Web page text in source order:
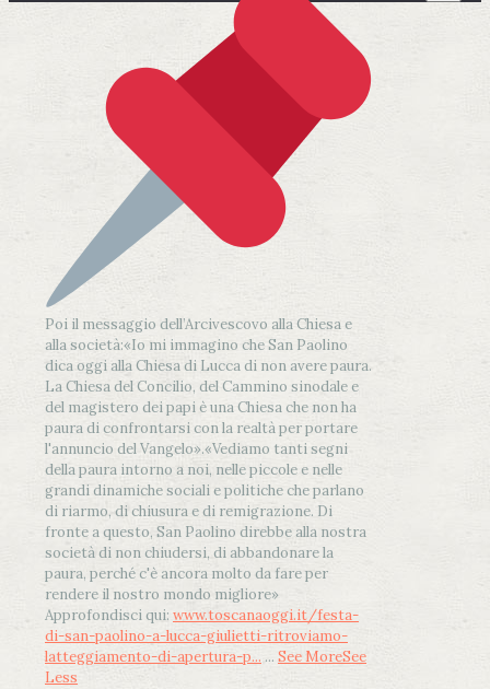
Poi il messaggio dell’Arcivescovo alla Chiesa e
alla società:«Io mi immagino che San Paolino
dica oggi alla Chiesa di Lucca di non avere paura.
La Chiesa del Concilio, del Cammino sinodale e
del magistero dei papi è una Chiesa che non ha
paura di confrontarsi con la realtà per portare
l'annuncio del Vangelo».«Vediamo tanti segni
della paura intorno a noi, nelle piccole e nelle
grandi dinamiche sociali e politiche che parlano
di riarmo, di chiusura e di remigrazione. Di
fronte a questo, San Paolino direbbe alla nostra
società di non chiudersi, di abbandonare la
paura, perché c'è ancora molto da fare per
rendere il nostro mondo migliore»
Approfondisci qui: www.toscanaoggi.it/festa-
di-san-paolino-a-lucca-giulietti-ritroviamo-
latteggiamento-di-apertura-p... ... See MoreSee
Less